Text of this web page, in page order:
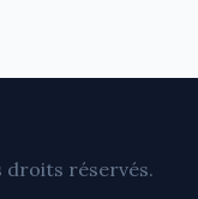
droits réservés.